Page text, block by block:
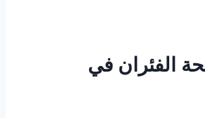
الفئران في